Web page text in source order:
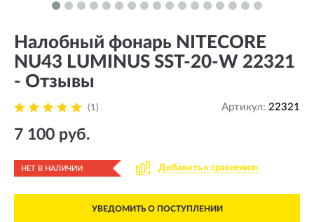
Налобный фонарь NITECORE
NU43 LUMINUS SST-20-W 22321
- Отзывы
(1) Артикул: 22321
7 100 руб.
НЕТ В НАЛИЧИИ Добавить к сравнению
УВЕДОМИТЬ О ПОСТУПЛЕНИИ